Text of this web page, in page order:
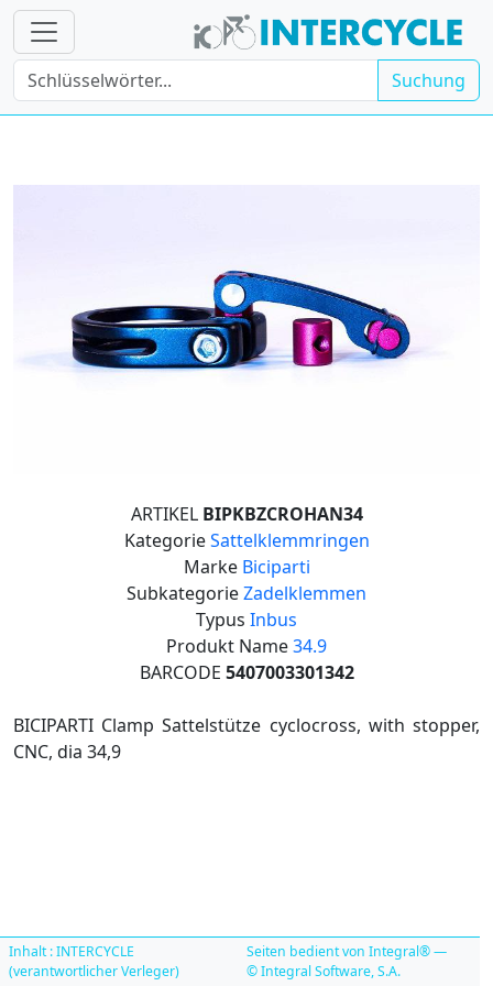
Suchung
ARTIKEL BIPKBZCROHAN34
KategorieSattelklemmringen
Marke Biciparti
SubkategorieZadelklemmen
Typus Inbus
Produkt Name34.9
BARCODE 5407003301342
BICIPARTI Clamp Sattelstütze cyclocross, with stopper,
CNC, dia 34,9
Inhalt : INTERCYCLE
(verantwortlicher Verleger)
Seiten bedient von Integral® —
© Integral Software, S.A.